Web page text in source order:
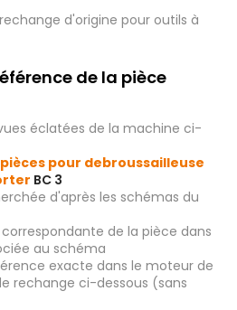
d'origine pour outils à
de la pièce
éclatées de la machine ci-
pour debroussailleuse
BC 3
d'après les schémas du
de la pièce dans
au schéma
exacte dans le moteur de
rechange ci-dessous (sans